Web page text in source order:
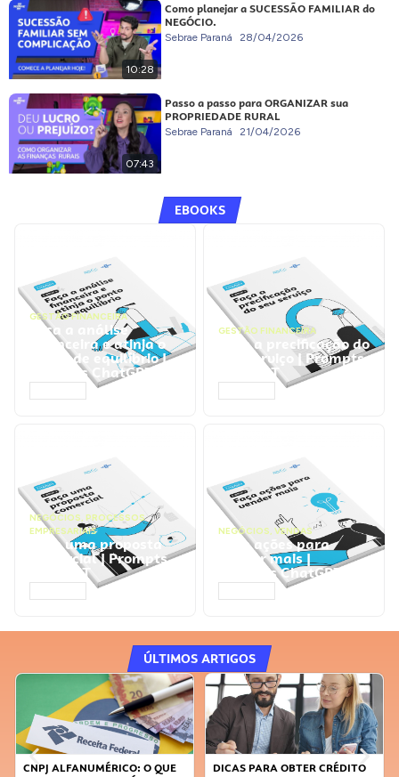
10:28
Como planejar a SUCESSÃO FAMILIAR do
NEGÓCIO.
Sebrae Paraná 28/04/2026
07:43
Passo a passo para ORGANIZAR sua
PROPRIEDADE RURAL
Sebrae Paraná 21/04/2026
EBOOKS
GESTÃO FINANCEIRA
Faça a análise
financeira e atinja o
ponto de equilíbrio |
Prompts ChatGPT
GESTÃO FINANCEIRA
Faça a precificação do
seu serviço | Prompts
ChatGPT
NEGÓCIOS, PROCESSOS
EMPRESARIAIS
Faça uma proposta
comercial | Prompts
ChatGPT
NEGÓCIOS, VENDAS
Faça ações para
vender mais |
Prompts ChatGPT
ÚLTIMOS ARTIGOS
DICAS PARA OBTER CRÉDITO
FAÇA A DIFERENÇA: SEJA